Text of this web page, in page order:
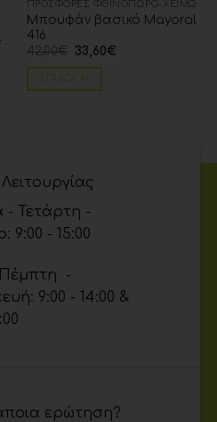
Μπουφάν βασικό Mayoral
416
42,00€ 33,60€
ΕΠΙΛΟΓΉ
- Τετάρτη -
9:00 - 15:00
Πέμπτη -
9:00 - 14:00 &
ερώτηση?